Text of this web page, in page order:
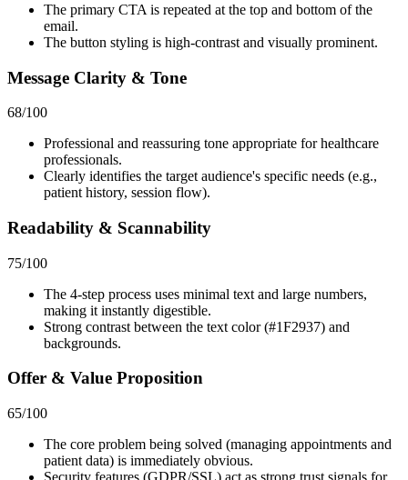
The primary CTA is repeated at the top and bottom of the
email.
The button styling is high-contrast and visually prominent.
Message Clarity & Tone
68/100
Professional and reassuring tone appropriate for healthcare
professionals.
Clearly identifies the target audience's specific needs (e.g.,
patient history, session flow).
Readability & Scannability
75/100
The 4-step process uses minimal text and large numbers,
making it instantly digestible.
Strong contrast between the text color (#1F2937) and
backgrounds.
Offer & Value Proposition
65/100
The core problem being solved (managing appointments and
patient data) is immediately obvious.